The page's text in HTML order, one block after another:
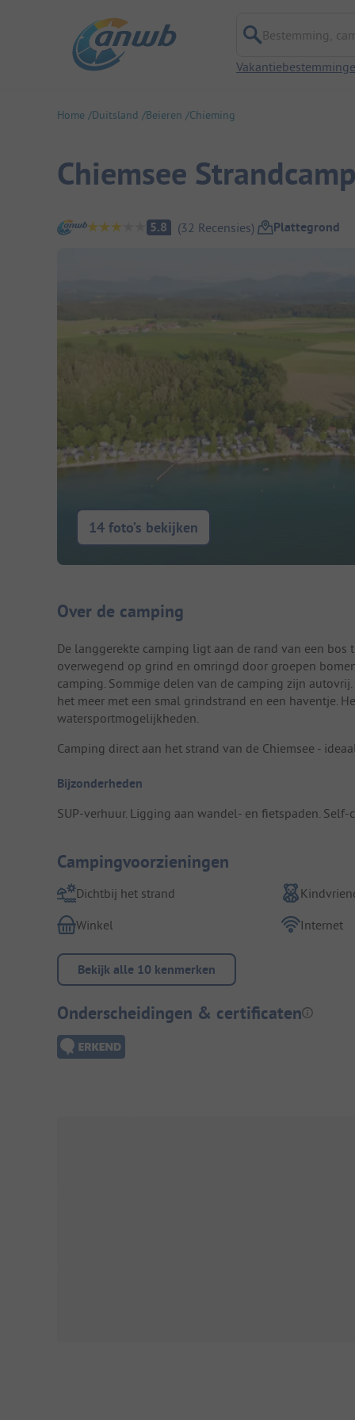
Bestemming,
Home Duitsland Beieren Chieming
Chiemsee
Camping overzicht
5.8 (32 Recensies) Plattegrond
14 foto’s bekijken
Camping introductie
Over de camping
De langgerekte camping ligt aan de rand van een bos
overwegend op grind en omringd door groepen
camping. Sommige delen van de camping zijn
het meer met een smal grindstrand en een haventje.
watersportmogelijkheden.
Camping direct aan het strand van de Chiemsee -
Bijzonderheden
SUP-verhuur. Ligging aan wandel- en fietspaden. Self-
Campingvoorzieningen
Dichtbij het strand
Winkel
Internet
Bekijk alle 10 kenmerken
Onderscheidingen & certificaten